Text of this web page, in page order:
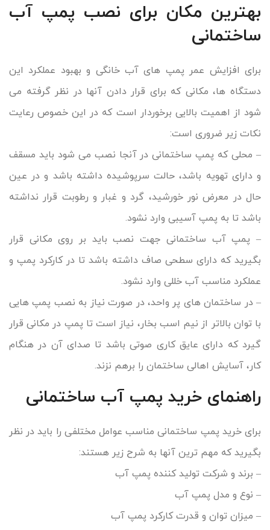
بهترین مکان برای نصب پمپ آب
ساختمانی
برای افزایش عمر پمپ های آب خانگی و بهبود عملکرد این
دستگاه ها، مکانی که برای قرار دادن آنها در نظر گرفته می
شود از اهمیت بالایی برخوردار است که در این خصوص رعایت
نکات زیر ضروری است:
– محلی که پمپ ساختمانی در آنجا نصب می شود باید مسقف
و دارای تهویه باشد، حالت سرپوشیده داشته باشد و در عین
حال در معرض نور خورشید، گرد و غبار و رطوبت قرار نداشته
باشد تا به پمپ آسیبی وارد نشود.
– پمپ آب ساختمانی جهت نصب باید بر روی مکانی قرار
بگیرید که دارای سطحی صاف داشته باشد تا در کارکرد پمپ و
عملکرد مناسب آب خللی وارد نشود.
– در ساختمان های پر واحد، در صورت نیاز به نصب پمپ هایی
با توان بالاتر از نیم اسب بخار، نیاز است تا پمپ در مکانی قرار
گیرد که دارای عایق کاری صوتی باشد تا صدای آن در هنگام
کار، آسایش اهالی ساختمان را برهم نزند.
راهنمای خرید پمپ آب ساختمانی
برای خرید پمپ ساختمانی مناسب عوامل مختلفی را باید در نظر
بگیرید که مهم ترین آنها به شرح زیر هستند:
– برند و شرکت تولید کننده پمپ آب
– نوع و مدل پمپ آب
– میزان توان و قدرت کارکرد پمپ آب